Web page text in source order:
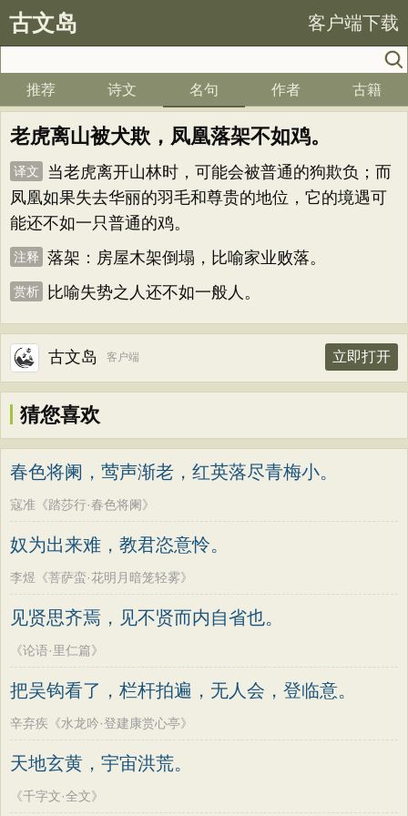
古文岛 客户端下载
推荐 诗文 名句 作者 古籍
老虎离山被犬欺，凤凰落架不如鸡。
译文
当老虎离开山林时，可能会被普通的狗欺负；而
凤凰如果失去华丽的羽毛和尊贵的地位，它的境遇可
能还不如一只普通的鸡。
注释 落架：房屋木架倒塌，比喻家业败落。
赏析 比喻失势之人还不如一般人。
古文岛 客户端 立即打开
猜您喜欢
春色将阑，莺声渐老，红英落尽青梅小。
寇准《踏莎行·春色将阑》
奴为出来难，教君恣意怜。
李煜《菩萨蛮·花明月暗笼轻雾》
见贤思齐焉，见不贤而内自省也。
《论语·里仁篇》
把吴钩看了，栏杆拍遍，无人会，登临意。
辛弃疾《水龙吟·登建康赏心亭》
天地玄黄，宇宙洪荒。
《千字文·全文》